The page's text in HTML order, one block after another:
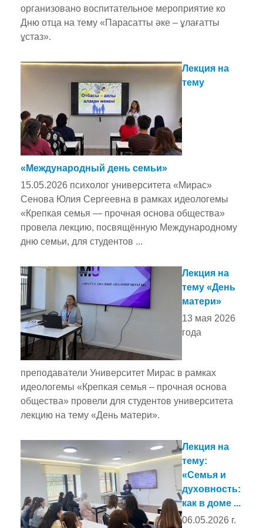
организовано воспитательное мероприятие ко
Дню отца на тему «Парасатты әке – ұлағатты
ұстаз».
Лекция на
тему
«Международный день семьи»
15.05.2026 психолог университета «Мирас»
Сенова Юлия Сергеевна в рамках идеологемы
«Крепкая семья — прочная основа общества»
провела лекцию, посвящённую Международному
дню семьи, для студентов ...
Лекция на
тему «День
матери»
13 мая 2026
года
преподаватели Университет Мирас в рамках
идеологемы «Крепкая семья – прочная основа
общества» провели для студентов университета
лекцию на тему «День матери».
Лекция на
тему:
«Семья и
духовность:
как в доме ...
06.05.2026 г.